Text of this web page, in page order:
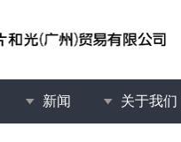
新闻 关于我们